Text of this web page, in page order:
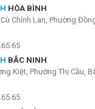
HÒA BÌNH
Chính Lan, Phường
BẮC NINH
Kiệt, Phường Thị Cầu,